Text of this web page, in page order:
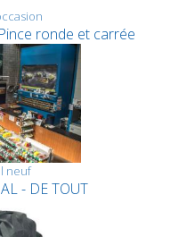
ronde et carrée
neuf
- DE TOUT